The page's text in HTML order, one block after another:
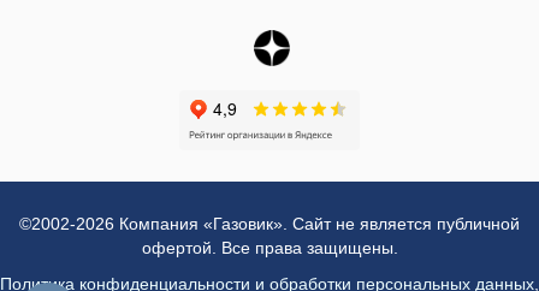
©2002-2026 Компания «Газовик». Сайт не является публичной
офертой. Все права защищены.
Политика конфиденциальности и обработки персональных данных